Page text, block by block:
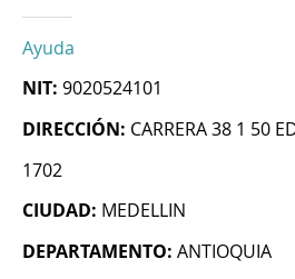
Ayuda
NIT: 9020524101
DIRECCIÓN: CARRERA 38 1 50
1702
CIUDAD: MEDELLIN
DEPARTAMENTO: ANTIOQUIA